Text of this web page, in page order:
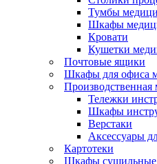
Тумбы
Шкафы
Кровати
Кушетки
Почтовые ящики
Шкафы для офиса
Производственная
Тележки
Шкафы
Верстаки
Аксессуары
Картотеки
Шкафы сушильные